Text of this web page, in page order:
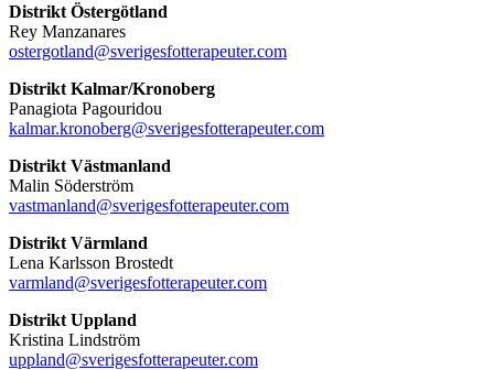
Distrikt Östergötland
Rey Manzanares
ostergotland@sverigesfotterapeuter.com
Distrikt Kalmar/Kronoberg
Panagiota Pagouridou
kalmar.kronoberg@sverigesfotterapeuter.com
Distrikt Västmanland
Malin Söderström
vastmanland@sverigesfotterapeuter.com
Distrikt Värmland
Lena Karlsson Brostedt
varmland@sverigesfotterapeuter.com
Distrikt Uppland
Kristina Lindström
uppland@sverigesfotterapeuter.com